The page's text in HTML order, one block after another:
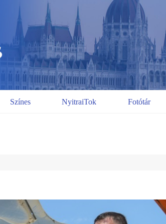
Színes NyitraiTok Fotótár